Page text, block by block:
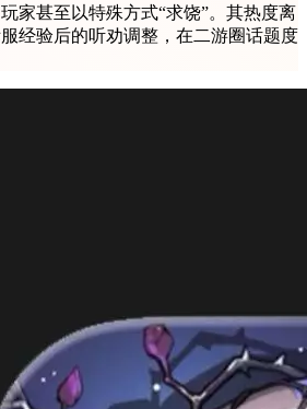
家甚至以特殊方式“求饶”。其热度离
经验后的听劝调整，在二游圈话题度